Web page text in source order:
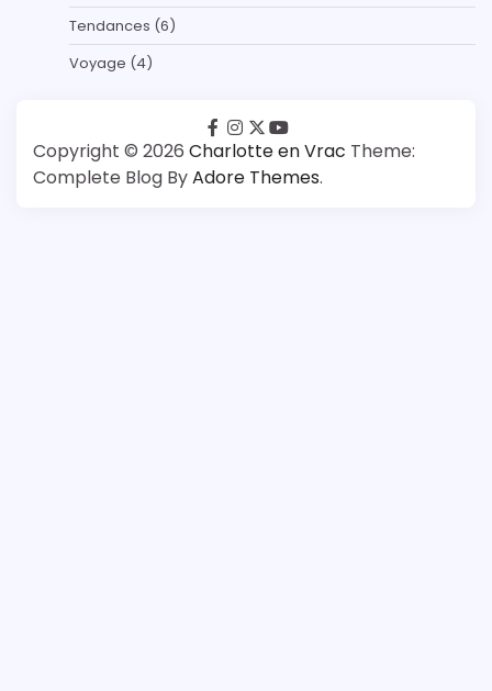
Tendances (6)
Voyage (4)
Copyright © 2026 Charlotte en Vrac Theme:
Complete Blog ByAdore Themes.
facebook
instagram
twitteryoutube